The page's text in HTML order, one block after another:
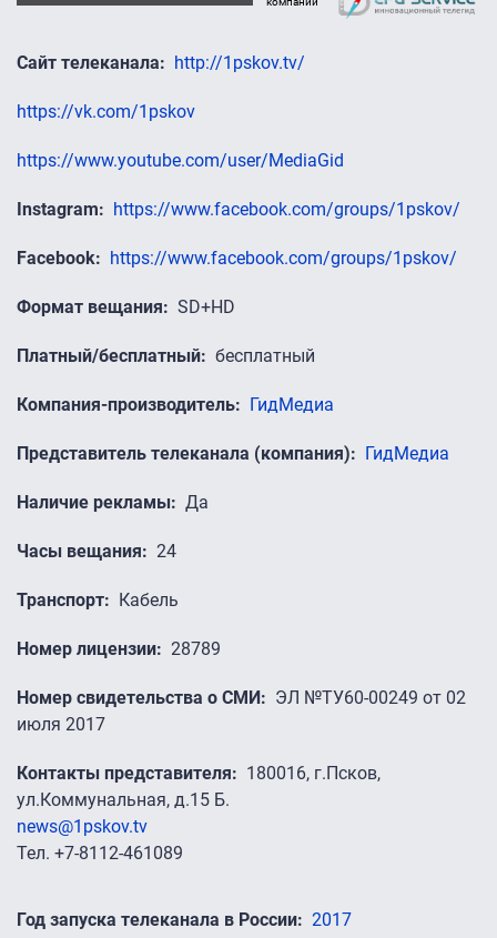
Сайт телеканала http://1pskov.tv/
https://vk.com/1pskov
https://www.youtube.com/user/MediaGid
Instagram https://www.facebook.com/groups/1pskov/
Facebook https://www.facebook.com/groups/1pskov/
Формат вещания SD+HD
Платный/бесплатный бесплатный
Компания-производитель ГидМедиа
Представитель телеканала (компания) ГидМедиа
Наличие рекламы Да
Часы вещания 24
Транспорт Кабель
Номер лицензии 28789
Номер свидетельства о СМИ
ЭЛ №ТУ60-00249 от 02
июля 2017
Контакты представителя
180016, г.Псков,
ул.Коммунальная, д.15 Б.
news@1pskov.tv
Тел. +7-8112-461089
Год запуска телеканала в России 2017